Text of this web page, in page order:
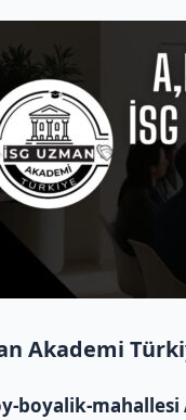
Akademi
boyalik-mahallesi